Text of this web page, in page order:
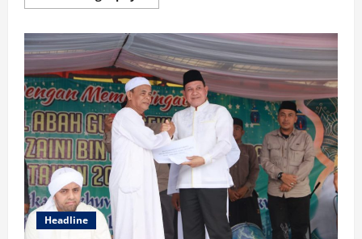
more
DPRD
Kotabaru
Setujui
Pemekaran
Tanah
Kambatang
Lima
Headline